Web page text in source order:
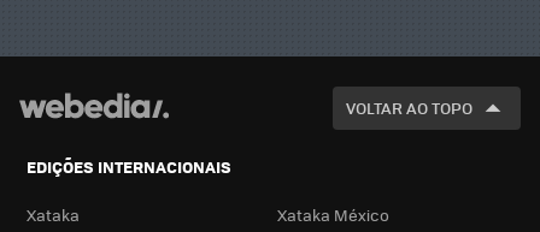
VOLTAR AO TOPO
EDIÇÕES INTERNACIONAIS
Xataka Xataka México